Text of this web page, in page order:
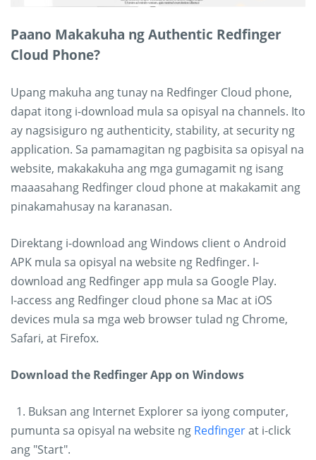
Paano Makakuha ng Authentic Redfinger
Cloud Phone?
Upang makuha ang tunay na Redfinger Cloud phone,
dapat itong i-download mula sa opisyal na channels. Ito
ay nagsisiguro ng authenticity, stability, at security ng
application. Sa pamamagitan ng pagbisita sa opisyal na
website, makakakuha ang mga gumagamit ng isang
maaasahang Redfinger cloud phone at makakamit ang
pinakamahusay na karanasan.
Direktang i-download ang Windows client o Android
APK mula sa opisyal na website ng Redfinger. I-
download ang Redfinger app mula sa Google Play.
I-access ang Redfinger cloud phone sa Mac at iOS
devices mula sa mga web browser tulad ng Chrome,
Safari, at Firefox.
Download the Redfinger App on Windows
1. Buksan ang Internet Explorer sa iyong computer,
pumunta sa opisyal na website ng Redfingerat i-click
ang "Start".